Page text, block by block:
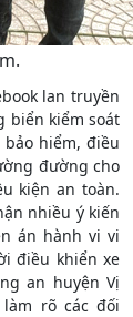
lan truyền
biển kiểm soát
hiểm, điều
đường cho
kiện an toàn.
nhiều ý kiến
án hành vi vi
điều khiển xe
an huyện Vị
rõ các đối